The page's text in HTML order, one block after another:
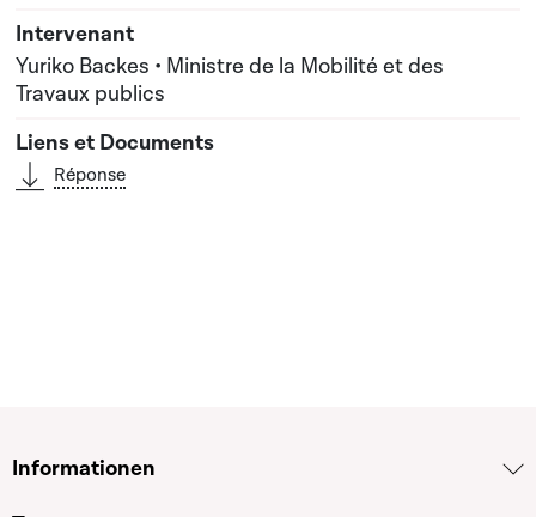
Yuriko Backes • Ministre de la Mobilité et des
Travaux publics
Réponse
Informationen